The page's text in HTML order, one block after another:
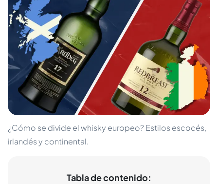
¿Cómo se divide el whisky europeo? Estilos escocés,
irlandés y continental.
Tabla de contenido: